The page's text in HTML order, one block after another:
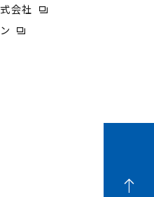
会社